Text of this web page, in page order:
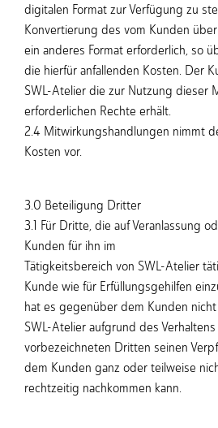
digitalen Format zur Verfügung zu
Konvertierung des vom Kunden
ein anderes Format erforderlich, so
die hierfür anfallenden Kosten. Der
SWL-Atelier die zur Nutzung dieser
erforderlichen Rechte erhält.
2.4 Mitwirkungshandlungen nimmt
Kosten vor.
3.0 Beteiligung Dritter
3.1 Für Dritte, die auf Veranlassung
Kunden für ihn im
Tätigkeitsbereich von SWL-Atelier
Kunde wie für Erfüllungsgehilfen
hat es gegenüber dem Kunden
SWL-Atelier aufgrund des
vorbezeichneten Dritten seinen
dem Kunden ganz oder teilweise
rechtzeitig nachkommen kann.